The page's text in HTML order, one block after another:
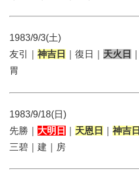
1983/9/3(土)
友引｜ 神吉日 ｜復日｜ 天火日
胃
1983/9/18(日)
先勝｜ 大明日 天恩日 神吉日
三碧｜建｜房